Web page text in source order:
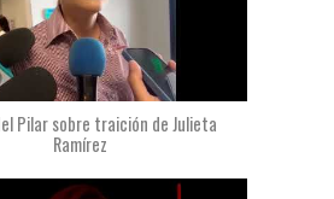
Pilar sobre traición de Julieta
Ramírez